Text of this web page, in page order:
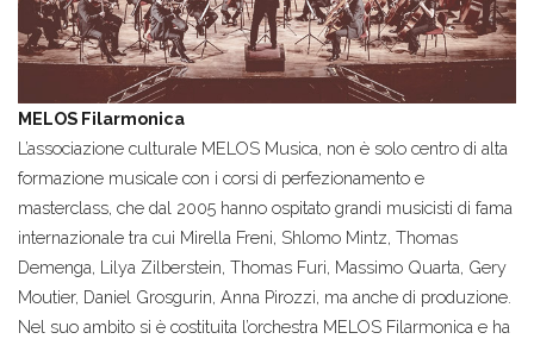
MELOS Filarmonica
L’associazione culturale MELOS Musica, non è solo centro di alta
formazione musicale con i corsi di perfezionamento e
masterclass, che dal 2005 hanno ospitato grandi musicisti di fama
internazionale tra cui Mirella Freni, Shlomo Mintz, Thomas
Demenga, Lilya Zilberstein, Thomas Furi, Massimo Quarta, Gery
Moutier, Daniel Grosgurin, Anna Pirozzi, ma anche di produzione.
Nel suo ambito si è costituita l’orchestra MELOS Filarmonica e ha